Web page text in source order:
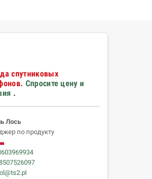
спутниковых
Спросите цену и
.
Лось
по продукту